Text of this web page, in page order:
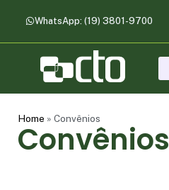
conteúdoWhatsApp: (19) 3801-9700
Home » Convênios
Convênios